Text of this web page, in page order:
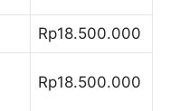
Rp18.500.000
Rp18.500.000